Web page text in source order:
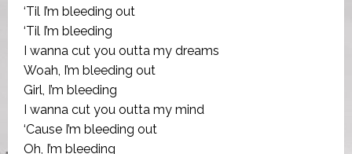
‘Til I’m bleeding out
‘Til I’m bleeding
I wanna cut you outta my dreams
Woah, I’m bleeding out
Girl, I’m bleeding
I wanna cut you outta my mind
‘Cause I’m bleeding out
Oh, I’m bleeding